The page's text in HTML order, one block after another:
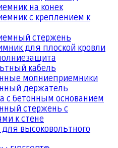
на конек
с креплением к
стержень
для плоской кровли
кабель
молниеприемники
держатель
с бетонным основанием
стержень с
к стене
высоковольтного